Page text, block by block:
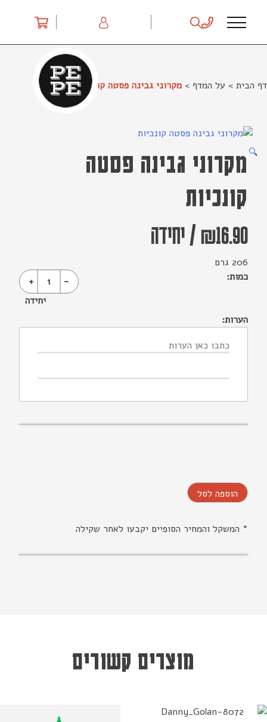
דף הבית > על המדף > מקרוני גבינה פסטה קונכיות
🔍 מקרוני גבינה פסטה
קונכיות
₪16.90
/יחידה
206 גרם
כמות:
-
1
+
יחידה
הערות:
הוספה לסל
* המשקל והמחיר הסופיים יקבעו לאחר שקילה
מוצרים קשורים